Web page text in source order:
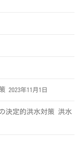
2023年11月1日
決定的洪水対策 洪水